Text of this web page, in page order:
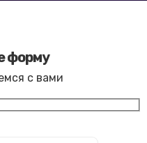
форму
с вами